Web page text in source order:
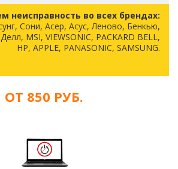
неисправность во всех брендах:
Сони, Асер, Асус, Леново, Бенкью,
MSI, VIEWSONIC, PACKARD BELL,
HP, APPLE, PANASONIC, SAMSUNG.
ОТ 850 РУБ.